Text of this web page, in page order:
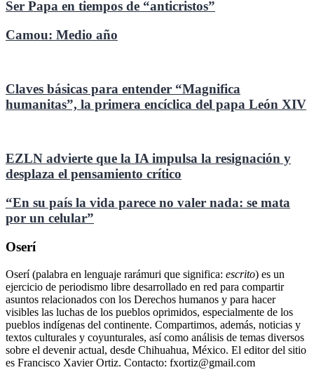
Ser Papa en tiempos de “anticristos”
Camou: Medio año
Claves básicas para entender “Magnifica
humanitas”, la primera encíclica del papa León XIV
EZLN advierte que la IA impulsa la resignación y
desplaza el pensamiento crítico
“En su país la vida parece no valer nada: se mata
por un celular”
Oserí
Oserí (palabra en lenguaje rarámuri que significa: escrito) es un
ejercicio de periodismo libre desarrollado en red para compartir
asuntos relacionados con los Derechos humanos y para hacer
visibles las luchas de los pueblos oprimidos, especialmente de los
pueblos indígenas del continente. Compartimos, además, noticias y
textos culturales y coyunturales, así como análisis de temas diversos
sobre el devenir actual, desde Chihuahua, México. El editor del sitio
es Francisco Xavier Ortiz. Contacto: fxortiz@gmail.com